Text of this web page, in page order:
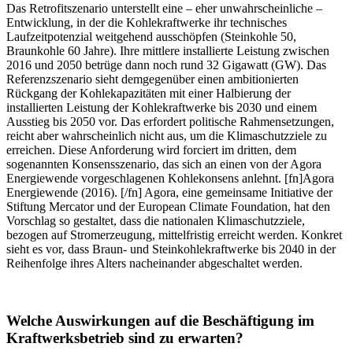
Das Retrofitszenario unterstellt eine – eher unwahrscheinliche –
Entwicklung, in der die Kohlekraftwerke ihr technisches
Laufzeitpotenzial weitgehend ausschöpfen (Steinkohle 50,
Braunkohle 60 Jahre). Ihre mittlere installierte Leistung zwischen
2016 und 2050 betrüge dann noch rund 32 Gigawatt (GW). Das
Referenzszenario sieht demgegenüber einen ambitionierten
Rückgang der Kohlekapazitäten mit einer Halbierung der
installierten Leistung der Kohlekraftwerke bis 2030 und einem
Ausstieg bis 2050 vor. Das erfordert politische Rahmensetzungen,
reicht aber wahrscheinlich nicht aus, um die Klimaschutzziele zu
erreichen. Diese Anforderung wird forciert im dritten, dem
sogenannten Konsensszenario, das sich an einen von der Agora
Energiewende vorgeschlagenen Kohlekonsens anlehnt. [fn]Agora
Energiewende (2016). [/fn] Agora, eine gemeinsame Initiative der
Stiftung Mercator und der European Climate Foundation, hat den
Vorschlag so gestaltet, dass die nationalen Klimaschutzziele,
bezogen auf Stromerzeugung, mittelfristig erreicht werden. Konkret
sieht es vor, dass Braun- und Steinkohlekraftwerke bis 2040 in der
Reihenfolge ihres Alters nacheinander abgeschaltet werden.
Welche Auswirkungen auf die Beschäftigung im
Kraftwerksbetrieb sind zu erwarten?